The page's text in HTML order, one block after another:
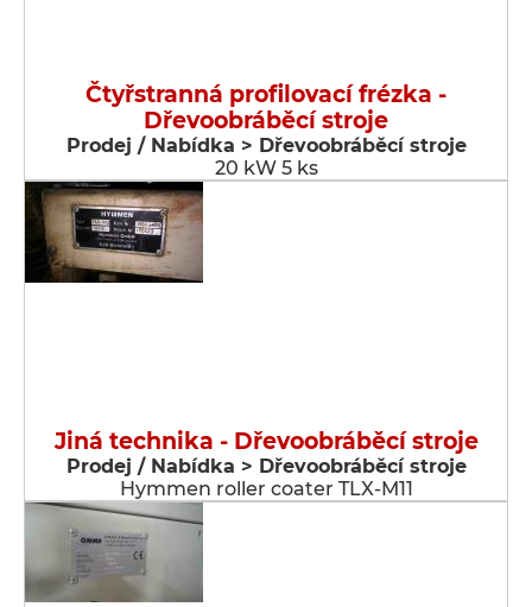
Čtyřstranná profilovací frézka -
Dřevoobráběcí stroje
Prodej / Nabídka > Dřevoobráběcí stroje
20 kW 5 ks
Jiná technika - Dřevoobráběcí stroje
Prodej / Nabídka > Dřevoobráběcí stroje
Hymmen roller coater TLX-M11